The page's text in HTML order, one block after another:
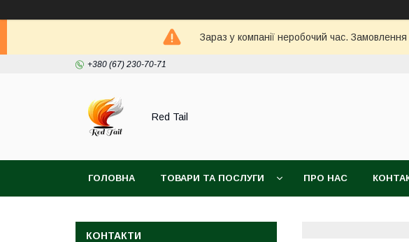
Зараз у компанії неробочий час.
+380 (67) 230-70-71
Red Tail
ГОЛОВНА ТОВАРИ ТА ПОСЛУГИ ПРО НАС
КОНТАКТИ